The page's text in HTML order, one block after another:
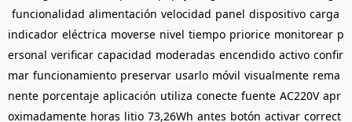
funcionalidad alimentación velocidad panel dispositivo carga
indicador eléctrica moverse nivel tiempo priorice monitorear p
ersonal verificar capacidad moderadas encendido activo confir
mar funcionamiento preservar usarlo móvil visualmente rema
nente porcentaje aplicación utiliza conecte fuente AC220V apr
oximadamente horas litio 73,26Wh antes botón activar correct